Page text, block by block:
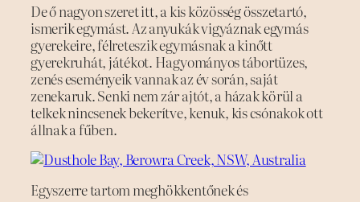
De ő nagyon szeret itt, a kis közösség összetartó,
ismerik egymást. Az anyukák vigyáznak egymás
gyerekeire, félreteszik egymásnak a kinőtt
gyerekruhát, játékot. Hagyományos tábortüzes,
zenés eseményeik vannak az év során, saját
zenekaruk. Senki nem zár ajtót, a házak körül a
telkek nincsenek bekerítve, kenuk, kis csónakok ott
állnak a fűben.
Egyszerre tartom meghökkentőnek és